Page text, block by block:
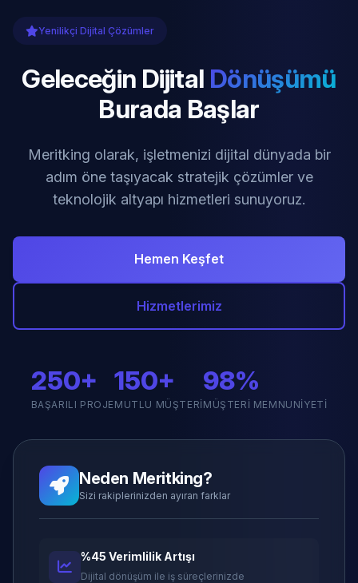
Yenilikçi Dijital Çözümler
Geleceğin Dijital Dönüşümü
Burada Başlar
Meritking olarak, işletmenizi dijital dünyada bir
adım öne taşıyacak stratejik çözümler ve
teknolojik altyapı hizmetleri sunuyoruz.
Hemen Keşfet
Hizmetlerimiz
250+
BAŞARILI PROJE
150+
MUTLU MÜŞTERI
98%
MÜŞTERI MEMNUNIYETI
Neden Meritking?
Sizi rakiplerinizden ayıran farklar
%45 Verimlilik Artışı
Dijital dönüşüm ile iş süreçlerinizde